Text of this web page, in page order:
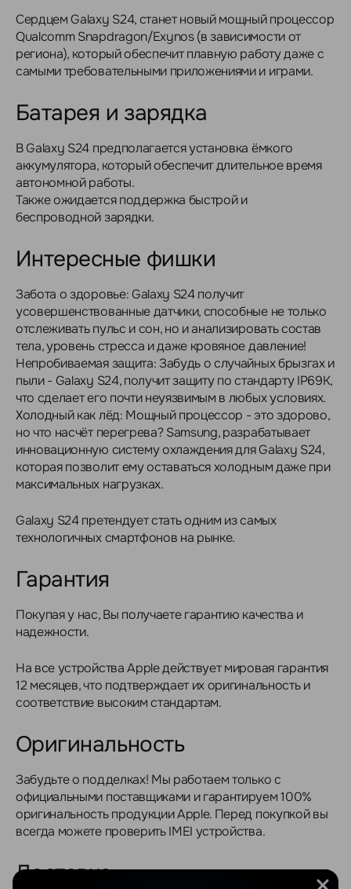
Сердцем Galaxy S24, станет новый мощный процессор
Qualcomm Snapdragon/Exynos (в зависимости от
региона), который обеспечит плавную работу даже с
самыми требовательными приложениями и играми.
Батарея и зарядка
В Galaxy S24 предполагается установка ёмкого
аккумулятора, который обеспечит длительное время
автономной работы.
Также ожидается поддержка быстрой и
беспроводной зарядки.
Интересные фишки
Забота о здоровье: Galaxy S24 получит
усовершенствованные датчики, способные не только
отслеживать пульс и сон, но и анализировать состав
тела, уровень стресса и даже кровяное давление!
Непробиваемая защита: Забудь о случайных брызгах и
пыли - Galaxy S24, получит защиту по стандарту IP69K,
что сделает его почти неуязвимым в любых условиях.
Холодный как лёд: Мощный процессор - это здорово,
но что насчёт перегрева? Samsung, разрабатывает
инновационную систему охлаждения для Galaxy S24,
которая позволит ему оставаться холодным даже при
максимальных нагрузках.
Galaxy S24 претендует стать одним из самых
технологичных смартфонов на рынке.
Гарантия
Покупая у нас, Вы получаете гарантию качества и
надежности.
На все устройства Apple действует мировая гарантия
12 месяцев, что подтверждает их оригинальность и
соответствие высоким стандартам.
Оригинальность
Забудьте о подделках! Мы работаем только с
официальными поставщиками и гарантируем 100%
оригинальность продукции Apple. Перед покупкой вы
всегда можете проверить IMEI устройства.
Доставка